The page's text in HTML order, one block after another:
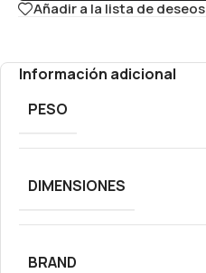
Añadir a la lista de deseos
Información adicional
PESO
DIMENSIONES
BRAND